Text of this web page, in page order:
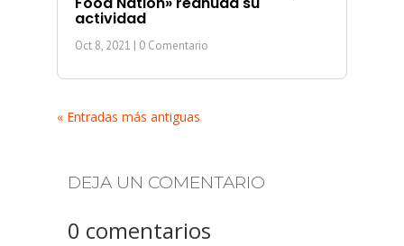
actividad
Oct 8, 2021 | 0 Comentario
« Entradas más antiguas
DEJA UN COMENTARIO
0 comentarios